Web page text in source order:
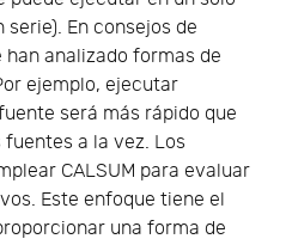
serie). En consejos de
analizado formas de
ejemplo, ejecutar
será más rápido que
a la vez. Los
CALSUM para evaluar
Este enfoque tiene el
una forma de